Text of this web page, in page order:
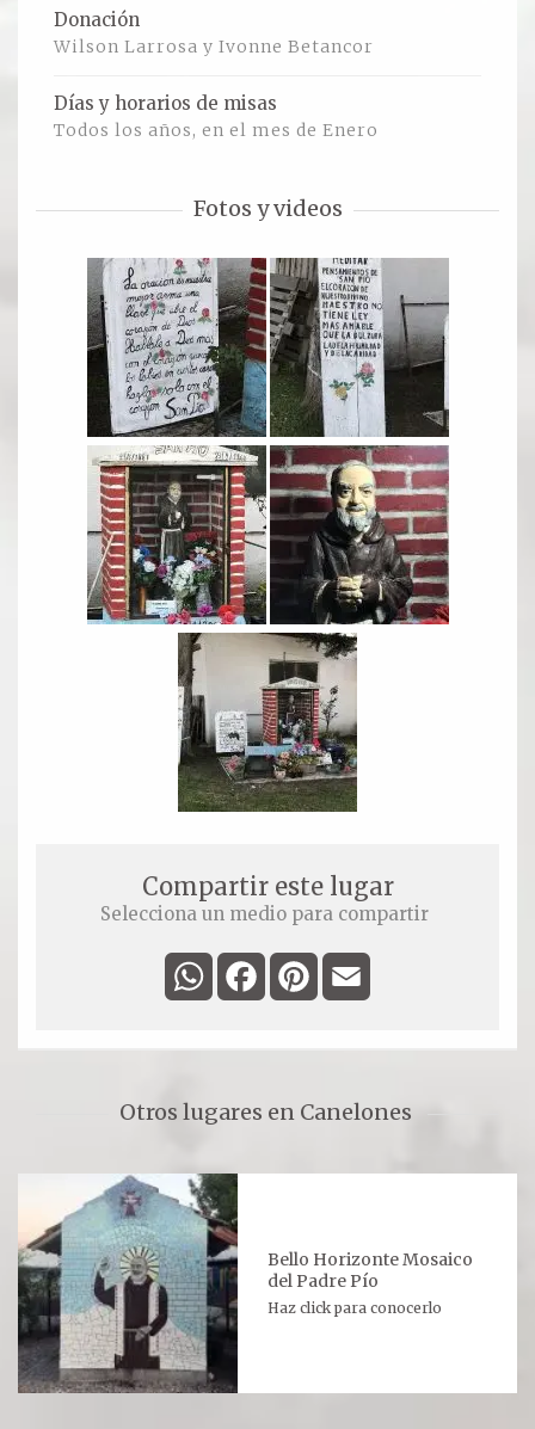
El Milagro
Relación con Flia. Damiani
Reliquias
ORACIONES
Oraciones
Oración para hoy
Novena
RELIQUIAS
DEVOTOS
Donación
Wilson Larrosa y Ivonne Betancor
Días y horarios de misas
Todos los años, en el mes de Enero
Fotos y videos
Compartir este lugar
Selecciona un medio para compartir
WhatsAppFacebookPinterest
Otros lugares en Canelones
Bello Horizonte Mosaico
del Padre Pío
Haz click para conocerlo